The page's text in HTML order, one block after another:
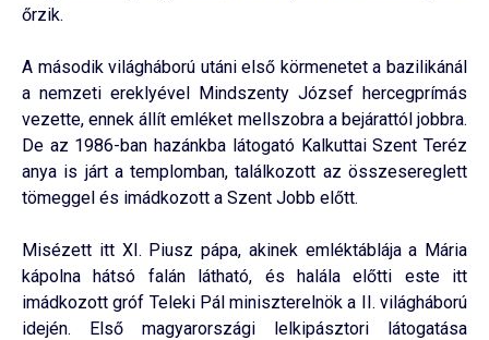
őrzik.
A második világháború utáni első körmenetet a bazilikánál
a nemzeti ereklyével Mindszenty József hercegprímás
vezette, ennek állít emléket mellszobra a bejárattól jobbra.
De az 1986-ban hazánkba látogató Kalkuttai Szent Teréz
anya is járt a templomban, találkozott az összesereglett
tömeggel és imádkozott a Szent Jobb előtt.
Misézett itt XI. Piusz pápa, akinek emléktáblája a Mária
kápolna hátsó falán látható, és halála előtti este itt
imádkozott gróf Teleki Pál miniszterelnök a II. világháború
idején. Első magyarországi lelkipásztori látogatása